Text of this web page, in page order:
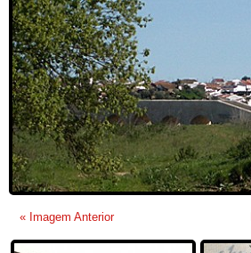
« Imagem Anterior